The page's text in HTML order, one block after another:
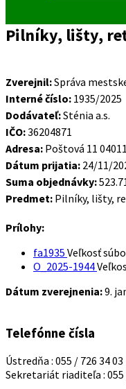
Pilníky, lišty,
Zverejnil:Správa
Interné číslo: 1935/2025
Dodávateľ:Sténia a.s.
IČO:36204871
Adresa: Poštová 11
Dátum prijatia: 24/11/
Suma objednávky:
Predmet: Pilníky, lišty,
Prílohy:
fa1935 Veľkosť
O_2025-1944
Dátum zverejnenia:9.
Telefónne čísla
Ústredňa : 055 / 726 34 03
Sekretariát riaditeľa : 055